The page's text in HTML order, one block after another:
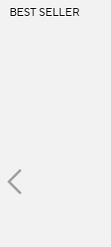
Dunkle Flecken
BEST SELLER